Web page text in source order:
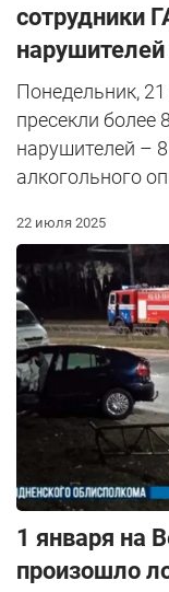
сотрудники
Понедельник,
пресекли более
нарушителей –
алкогольного
22 июля 2025
1 января на
произошло